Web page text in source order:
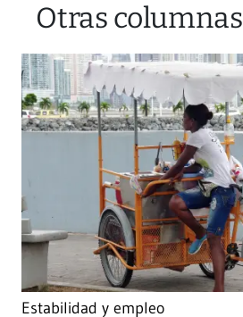
Otras columnas
Estabilidad y empleo